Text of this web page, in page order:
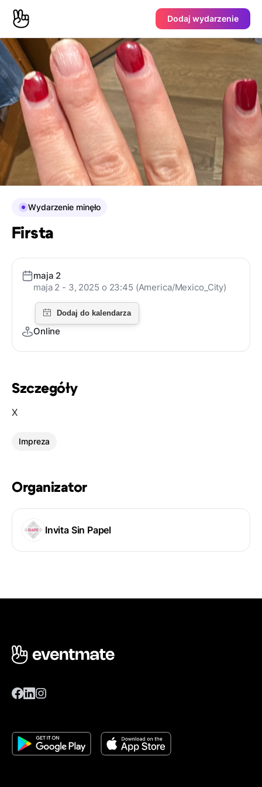
Dodaj wydarzenie
Szczegóły
X
Impreza
Organizator
Invita Sin Papel
Wydarzenie minęło
Firsta
maja 2
maja 2 - 3, 2025 o 23:45 (America/Mexico_City)
Online